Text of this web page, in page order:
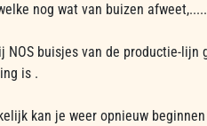
nog wat van buizen
buisjes van de productie-lijn
is .
kan je weer opnieuw